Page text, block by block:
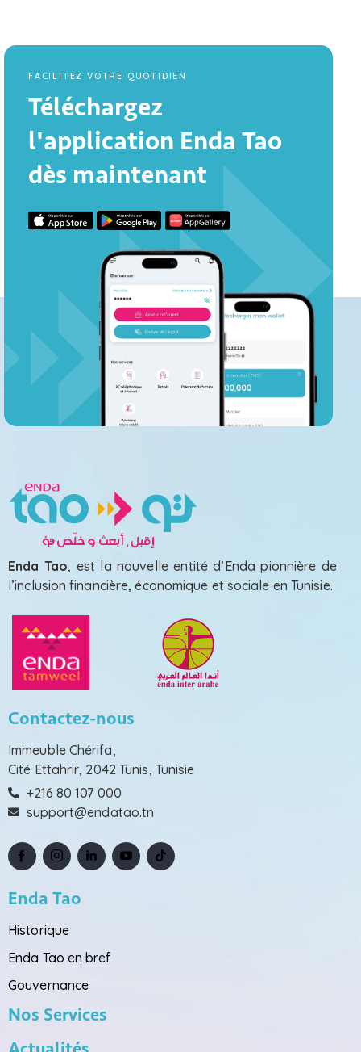
FACILITEZ VOTRE QUOTIDIEN
Téléchargez
l'application Enda Tao
dès maintenant
Enda Tao, est la nouvelle entité d’Enda pionnière de
l’inclusion financière, économique et sociale en Tunisie.
Contactez-nous
Immeuble Chérifa,
Cité Ettahrir, 2042 Tunis, Tunisie
+216 80 107 000
support@endatao.tn
Enda Tao
Historique
Enda Tao en bref
Gouvernance
Nos Services